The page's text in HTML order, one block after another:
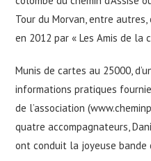
Tour du Morvan, entre
en 2012 par « Les Amis de la
Munis de cartes au 25000,
informations pratiques
de l’association
quatre accompagnateurs,
ont conduit la joyeuse bande